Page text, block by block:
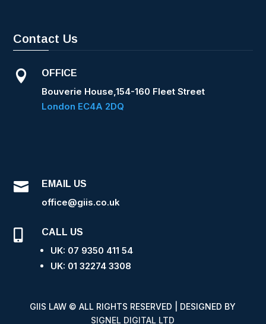
Contact Us
 OFFICE
Bouverie House,154-160 Fleet Street
London EC4A 2DQ
 EMAIL US
office@giis.co.uk
 CALL US
UK: 07 9350 411 54
UK: 01 32274 3308
GIIS LAW © ALL RIGHTS RESERVED | DESIGNED BY
SIGNEL DIGITAL LTD